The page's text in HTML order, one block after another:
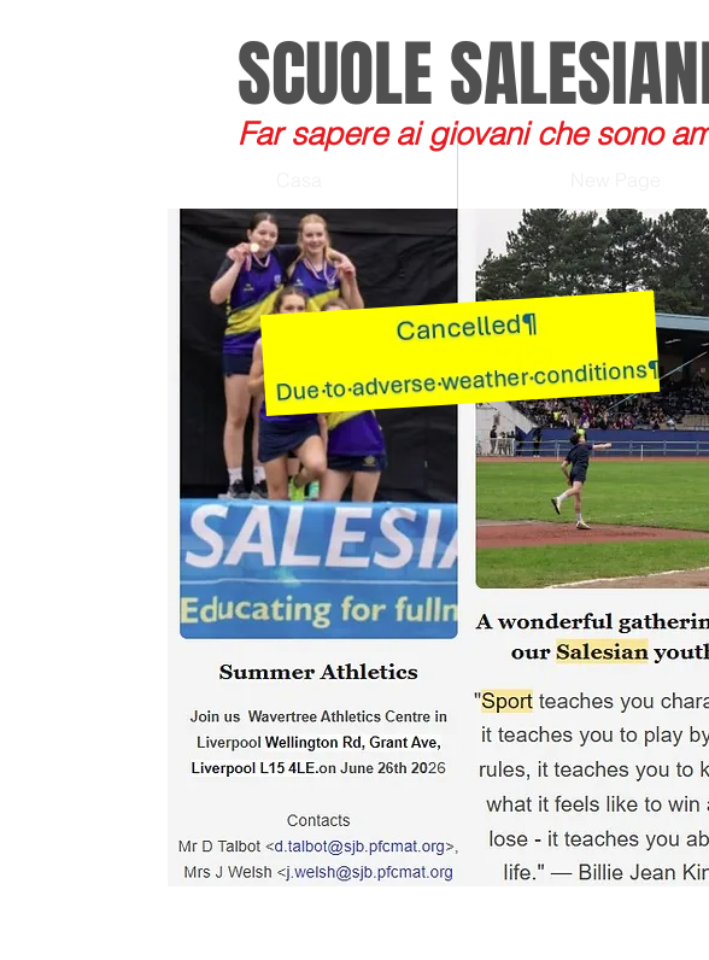
SCUOLE
Far sapere ai giovani che sono